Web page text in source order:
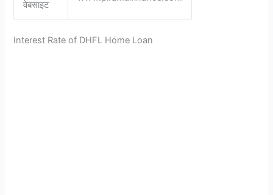
वेबसाइट
Interest Rate of DHFL Home Loan